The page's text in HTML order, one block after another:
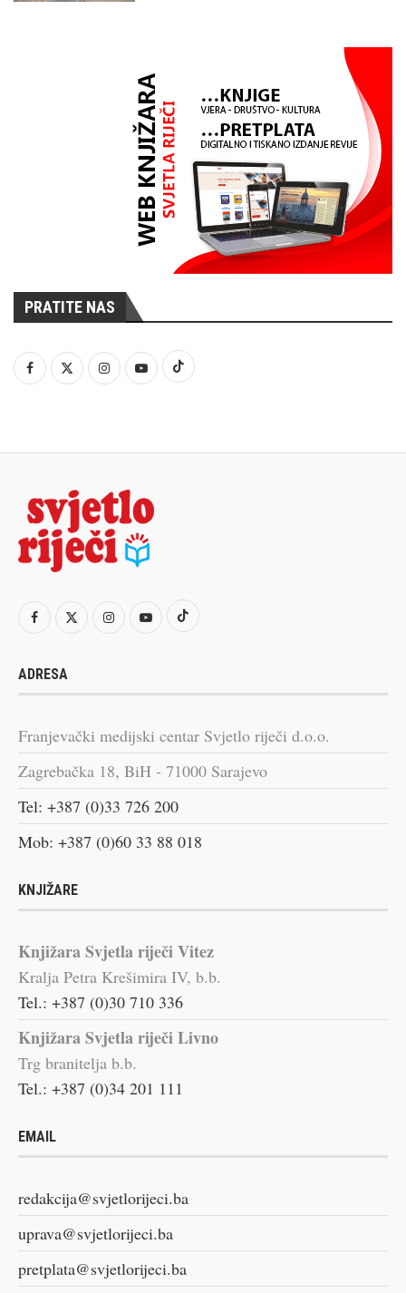
PRATITE NAS
ADRESA
Franjevački medijski centar Svjetlo riječi d.o.o.
Zagrebačka 18, BiH - 71000 Sarajevo
Tel: +387 (0)33 726 200
Mob: +387 (0)60 33 88 018
KNJIŽARE
Knjižara Svjetla riječi Vitez
Kralja Petra Krešimira IV, b.b.
Tel.: +387 (0)30 710 336
Knjižara Svjetla riječi Livno
Trg branitelja b.b.
Tel.: +387 (0)34 201 111
EMAIL
redakcija@svjetlorijeci.ba
uprava@svjetlorijeci.ba
pretplata@svjetlorijeci.ba